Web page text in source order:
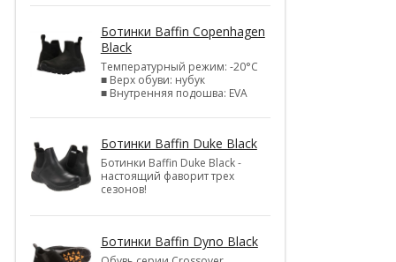
Ботинки Baffin Copenhagen
Black
Температурный режим: -20°С
■ Верх обуви: нубук
■ Внутренняя подошва: EVA
Ботинки Baffin Duke Black
Ботинки Baffin Duke Black -
настоящий фаворит трех
сезонов!
Ботинки Baffin Dyno Black